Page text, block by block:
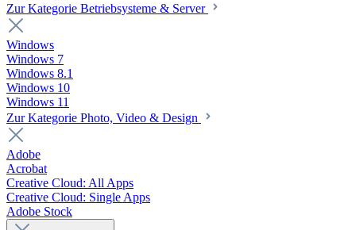
Zur Kategorie Betriebsysteme & Server
Windows
Windows 7
Windows 8.1
Windows 10
Windows 11
Zur Kategorie Photo, Video & Design
Adobe
Acrobat
Creative Cloud: All Apps
Creative Cloud: Single Apps
Adobe Stock